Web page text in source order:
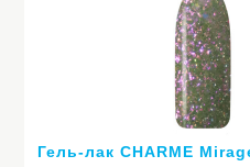
Гель-лак CHARME